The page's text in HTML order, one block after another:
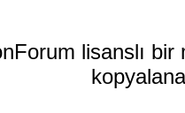
lisanslı bir